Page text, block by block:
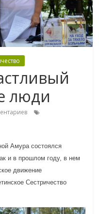
люди
Амура состоялся
и в прошлом году, в нем
движение
Сестричество